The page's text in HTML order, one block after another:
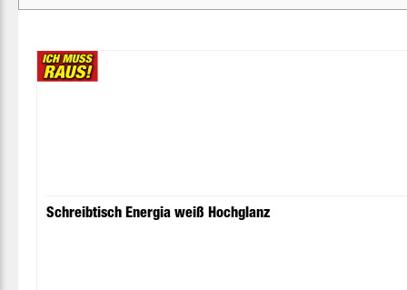
Schreibtisch Energia weiß Hochglanz